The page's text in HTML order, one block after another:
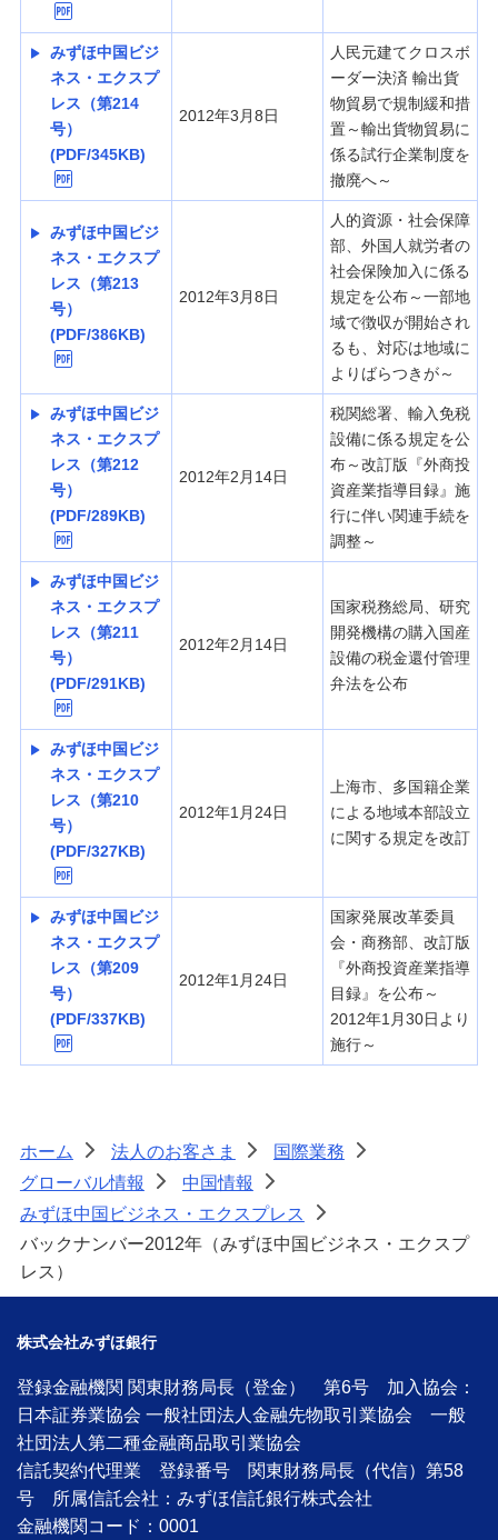
みずほ中国ビジ
ネス・エクスプ
レス（第214
号）
(PDF/345KB)
2012年3月8日
人民元建てクロスボ
ーダー決済 輸出貨
物貿易で規制緩和措
置～輸出貨物貿易に
係る試行企業制度を
撤廃へ～
みずほ中国ビジ
ネス・エクスプ
レス（第213
号）
(PDF/386KB)
2012年3月8日
人的資源・社会保障
部、外国人就労者の
社会保険加入に係る
規定を公布～一部地
域で徴収が開始され
るも、対応は地域に
よりばらつきが～
みずほ中国ビジ
ネス・エクスプ
レス（第212
号）
(PDF/289KB)
2012年2月14日
税関総署、輸入免税
設備に係る規定を公
布～改訂版『外商投
資産業指導目録』施
行に伴い関連手続を
調整～
みずほ中国ビジ
ネス・エクスプ
レス（第211
号）
(PDF/291KB)
2012年2月14日
国家税務総局、研究
開発機構の購入国産
設備の税金還付管理
弁法を公布
みずほ中国ビジ
ネス・エクスプ
レス（第210
号）
(PDF/327KB)
2012年1月24日
上海市、多国籍企業
による地域本部設立
に関する規定を改訂
みずほ中国ビジ
ネス・エクスプ
レス（第209
号）
(PDF/337KB)
2012年1月24日
国家発展改革委員
会・商務部、改訂版
『外商投資産業指導
目録』を公布～
2012年1月30日より
施行～
ホーム > 法人のお客さま > 国際業務
>
グローバル情報
> 中国情報
>
みずほ中国ビジネス・エクスプレス
>
バックナンバー2012年（みずほ中国ビジネス・エクスプ
レス）
株式会社みずほ銀行
登録金融機関 関東財務局長（登金） 第6号 加入協会：
日本証券業協会 一般社団法人金融先物取引業協会 一般
社団法人第二種金融商品取引業協会
信託契約代理業 登録番号 関東財務局長（代信）第58
号 所属信託会社：みずほ信託銀行株式会社
金融機関コード：0001